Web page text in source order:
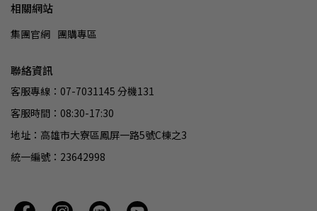
相關網站
集團官網 團購專區
聯絡資訊
客服專線：07-7031145 分機131
客服時間：08:30-17:30
地址：高雄市大寮區鳳屏一路5號C棟之3
統一編號：23642998